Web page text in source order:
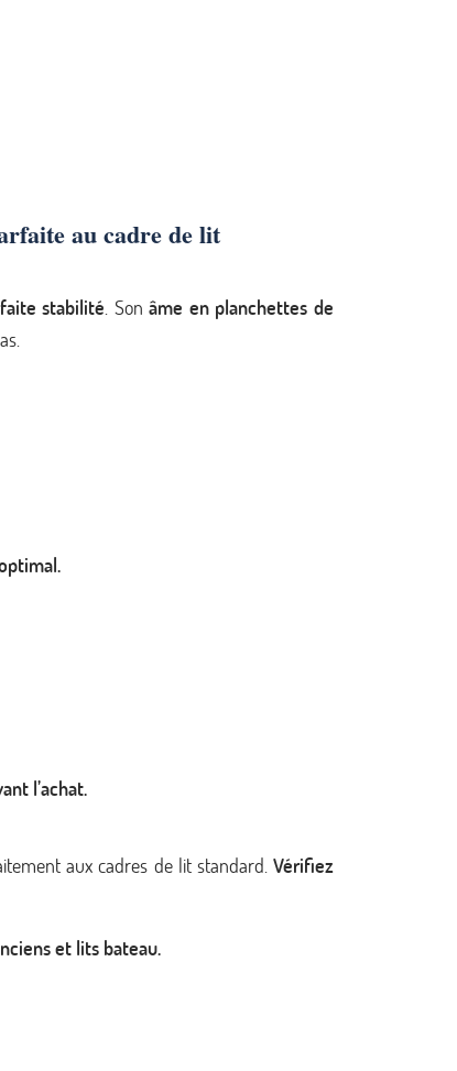
au cadre de lit
stabilité. Sonâme en planchettes de
l’achat.
aux cadres de lit standard.Vérifiez
et lits bateau.